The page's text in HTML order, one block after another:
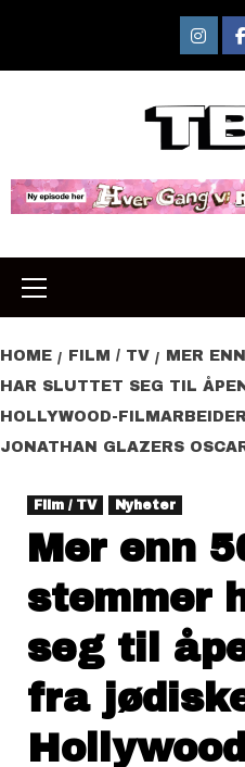
content
Primary
Menu
HOME FILM / TV
MER
HAR SLUTTET SEG TIL
HOLLYWOOD-
JONATHAN GLAZERS
Film / TV Nyheter
Mer enn
stemmer
seg til
fra